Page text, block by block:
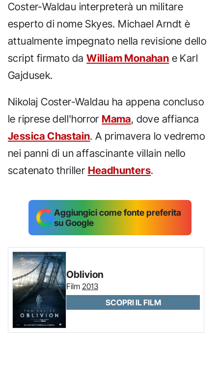
Coster-Waldau interpreterà un militare
esperto di nome Skyes. Michael Arndt è
attualmente impegnato nella revisione dello
script firmato daWilliam Monahan e Karl
Gajdusek.
Nikolaj Coster-Waldau ha appena concluso
le riprese dell'horror Mama, dove affianca
Jessica Chastain. A primavera lo vedremo
nei panni di un affascinante villain nello
scatenato thriller Headhunters.
Aggiungici come fonte preferita
su Google
Oblivion
Film 2013
SCOPRI IL FILM